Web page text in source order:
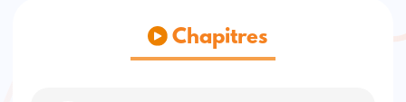
Chapitres